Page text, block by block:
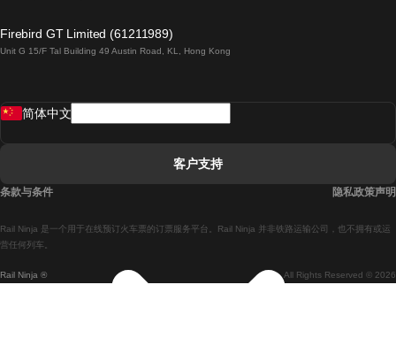
羅馬開往拿坡里的列車
馬德里開往巴塞罗那的列車
Firebird GT Limited (61211989)
Unit G 15/F Tal Building 49 Austin Road, KL, Hong Kong
Rail Ninja ® All Rights Reserved © 2026
Rail Ninja 是一个用于在线预订火车票的订票服务平台。Rail Ninja 并非铁路运输公司，也不拥有或运
营任何列车。
简体中文
客户支持
条款与条件 隐私政策声明